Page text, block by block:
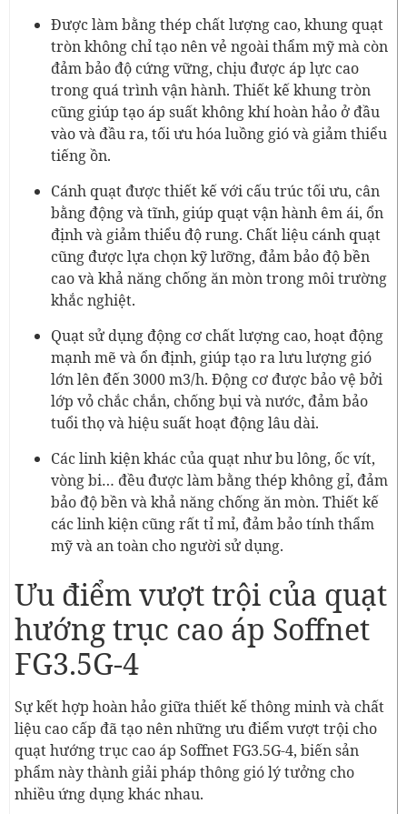
Được làm bằng thép chất lượng cao, khung quạt
tròn không chỉ tạo nên vẻ ngoài thẩm mỹ mà còn
đảm bảo độ cứng vững, chịu được áp lực cao
trong quá trình vận hành. Thiết kế khung tròn
cũng giúp tạo áp suất không khí hoàn hảo ở đầu
vào và đầu ra, tối ưu hóa luồng gió và giảm thiểu
tiếng ồn.
Cánh quạt được thiết kế với cấu trúc tối ưu, cân
bằng động và tĩnh, giúp quạt vận hành êm ái, ổn
định và giảm thiểu độ rung. Chất liệu cánh quạt
cũng được lựa chọn kỹ lưỡng, đảm bảo độ bền
cao và khả năng chống ăn mòn trong môi trường
khắc nghiệt.
Quạt sử dụng động cơ chất lượng cao, hoạt động
mạnh mẽ và ổn định, giúp tạo ra lưu lượng gió
lớn lên đến 3000 m3/h. Động cơ được bảo vệ bởi
lớp vỏ chắc chắn, chống bụi và nước, đảm bảo
tuổi thọ và hiệu suất hoạt động lâu dài.
Các linh kiện khác của quạt như bu lông, ốc vít,
vòng bi… đều được làm bằng thép không gỉ, đảm
bảo độ bền và khả năng chống ăn mòn. Thiết kế
các linh kiện cũng rất tỉ mỉ, đảm bảo tính thẩm
mỹ và an toàn cho người sử dụng.
Ưu điểm vượt trội của quạt
hướng trục cao áp Soffnet
FG3.5G-4
Sự kết hợp hoàn hảo giữa thiết kế thông minh và chất
liệu cao cấp đã tạo nên những ưu điểm vượt trội cho
quạt hướng trục cao áp Soffnet FG3.5G-4, biến sản
phẩm này thành giải pháp thông gió lý tưởng cho
nhiều ứng dụng khác nhau.